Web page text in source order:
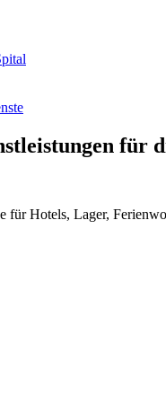
für
für Hotels, Lager,